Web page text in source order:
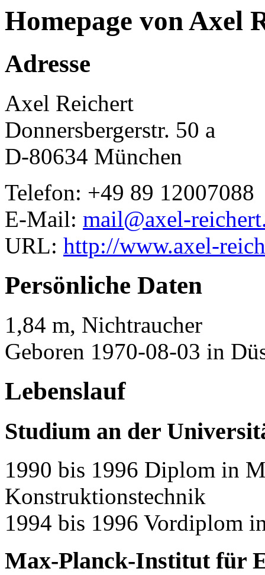
Homepage von Axel
Adresse
Axel Reichert
Donnersbergerstr. 50 a
D-80634 München
Telefon: +49 89 12007088
E-Mail: mail@axel-
URL: http://www.axel-
Persönliche Daten
1,84 m, Nichtraucher
Geboren 1970-08-03 in
Lebenslauf
Studium an der
1990 bis 1996 Diplom in
Konstruktionstechnik
1994 bis 1996 Vordiplom
Max-Planck-Institut für